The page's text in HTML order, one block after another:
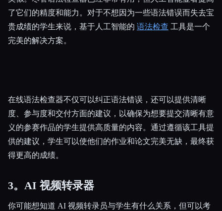
了它们的精度和能力。对于不想因为一些语法错误而失去宝
贵成绩的学生来说，基于人工智能的 语法检查 工具是一个
完美的解决方案。
在线语法检查器不仅可以纠正语法错误，还可以提供清晰
度、参与度和交付方面的建议，以确保为想要提交清晰有意
义的参赛作品的学生提供高质量的内容。通过遵循该工具提
供的建议，学生可以使他们的作业和论文完美无缺，最终获
得更高的成绩。
3。AI 视频转录器
你可能想知道 AI 视频转录员与学生有什么关系，但可以考